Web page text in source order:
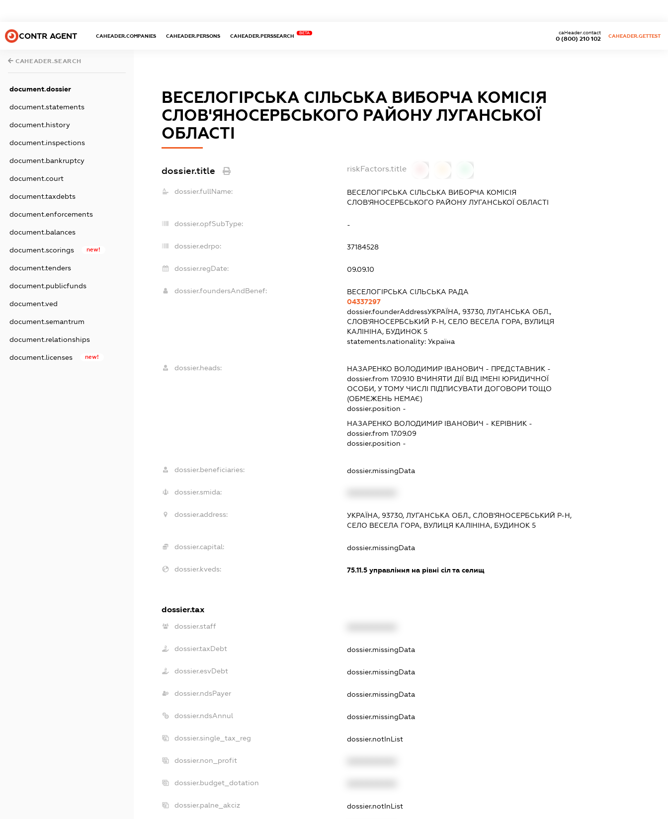
CONTR AGENT CAHEADER.COMPANIES CAHEADER.PERSONS CAHEADER.PERSSEARCH
BETA
0 (800) 210 102
caHeader.contact
CAHEADER.GETTEST
CAHEADER.SEARCH
document.dossier
document.statements
document.history
document.inspections
document.bankruptcy
document.court
document.taxdebts
document.enforcements
document.balances
document.scorings new!
document.tenders
document.publicfunds
document.ved
document.semantrum
document.relationships
document.licenses new!
ВЕСЕЛОГІРСЬКА СІЛЬСЬКА ВИБОРЧА КОМІСІЯ
СЛОВ'ЯНОСЕРБСЬКОГО РАЙОНУ ЛУГАНСЬКОЇ
ОБЛАСТІ
dossier.title riskFactors.title
dossier.fullName:
ВЕСЕЛОГІРСЬКА СІЛЬСЬКА ВИБОРЧА КОМІСІЯ
СЛОВ'ЯНОСЕРБСЬКОГО РАЙОНУ ЛУГАНСЬКОЇ ОБЛАСТІ
dossier.opfSubType: -
dossier.edrpo: 37184528
dossier.regDate: 09.09.10
dossier.foundersAndBenef:
ВЕСЕЛОГІРСЬКА СІЛЬСЬКА РАДА
04337297
dossier.founderAddressУКРАЇНА, 93730, ЛУГАНСЬКА ОБЛ.,
СЛОВ'ЯНОСЕРБСЬКИЙ Р-Н, СЕЛО ВЕСЕЛА ГОРА, ВУЛИЦЯ
КАЛІНІНА, БУДИНОК 5
statements.nationality: Україна
dossier.heads: НАЗАРЕНКО ВОЛОДИМИР ІВАНОВИЧ - ПРЕДСТАВНИК -
dossier.from 17.09.10 ВЧИНЯТИ ДІЇ ВІД ІМЕНІ ЮРИДИЧНОЇ
ОСОБИ, У ТОМУ ЧИСЛІ ПІДПИСУВАТИ ДОГОВОРИ ТОЩО
(ОБМЕЖЕНЬ НЕМАЄ)
dossier.position -
НАЗАРЕНКО ВОЛОДИМИР ІВАНОВИЧ - КЕРІВНИК -
dossier.from 17.09.09
dossier.position -
dossier.beneficiaries: dossier.missingData
dossier.smida:
dossier.address:
УКРАЇНА, 93730, ЛУГАНСЬКА ОБЛ., СЛОВ'ЯНОСЕРБСЬКИЙ Р-Н,
СЕЛО ВЕСЕЛА ГОРА, ВУЛИЦЯ КАЛІНІНА, БУДИНОК 5
dossier.capital: dossier.missingData
dossier.kveds: 75.11.5управління на рівні сіл та селищ
dossier.tax
dossier.staff
dossier.taxDebt dossier.missingData
dossier.esvDebt dossier.missingData
dossier.ndsPayer dossier.missingData
dossier.ndsAnnul dossier.missingData
dossier.single_tax_reg dossier.notInList
dossier.non_profit
dossier.budget_dotation
dossier.palne_akciz dossier.notInList